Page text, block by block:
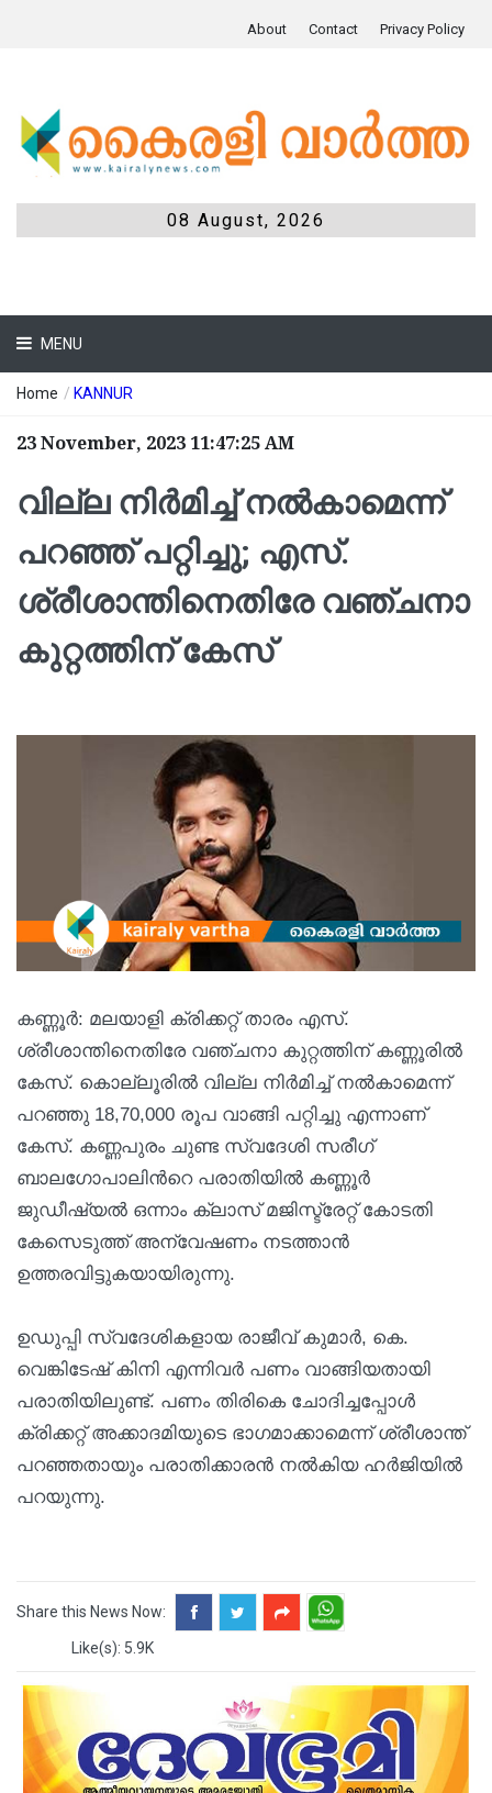
About Contact Privacy Policy
08 August, 2026
MENU
Home / KANNUR
23 November, 2023 11:47:25 AM
വില്ല നിർമിച്ച് നൽകാമെന്ന്
പറഞ്ഞ് പറ്റിച്ചു; എസ്.
ശ്രീശാന്തിനെതിരേ വഞ്ചനാ
കുറ്റത്തിന് കേസ്
കണ്ണൂർ: മലയാളി ക്രിക്കറ്റ് താരം എസ്.
ശ്രീശാന്തിനെതിരേ വഞ്ചനാ കുറ്റത്തിന് കണ്ണൂരിൽ
കേസ്. കൊല്ലൂരിൽ വില്ല നിർമിച്ച് നൽകാമെന്ന്
പറഞ്ഞു 18,70,000 രൂപ വാങ്ങി പറ്റിച്ചു എന്നാണ്
കേസ്. കണ്ണപുരം ചുണ്ട സ്വദേശി സരീഗ്
ബാലഗോപാലിന്‍റെ പരാതിയിൽ കണ്ണൂർ
ജുഡീഷ്യൽ ഒന്നാം ക്ലാസ് മജിസ്ട്രേറ്റ് കോടതി
കേസെടുത്ത് അന്വേഷണം നടത്താൻ
ഉത്തരവിട്ടുകയായിരുന്നു.
ഉഡുപ്പി സ്വദേശികളായ രാജീവ് കുമാർ, കെ.
വെങ്കിടേഷ് കിനി എന്നിവർ പണം വാങ്ങിയതായി
പരാതിയിലുണ്ട്. പണം തിരികെ ചോദിച്ചപ്പോൾ
ക്രിക്കറ്റ് അക്കാദമിയുടെ ഭാഗമാക്കാമെന്ന് ശ്രീശാന്ത്
പറഞ്ഞതായും പരാതിക്കാരൻ നൽകിയ ഹർജിയിൽ
പറയുന്നു.
Share this News Now:
Like(s): 5.9K